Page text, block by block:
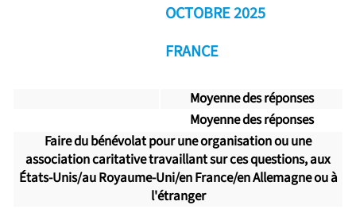
OCTOBRE 2025
FRANCE
Moyenne des réponses
Moyenne des réponses
Faire du bénévolat pour une organisation ou une
association caritative travaillant sur ces questions, aux
États-Unis/au Royaume-Uni/en France/en Allemagne ou à
l'étranger